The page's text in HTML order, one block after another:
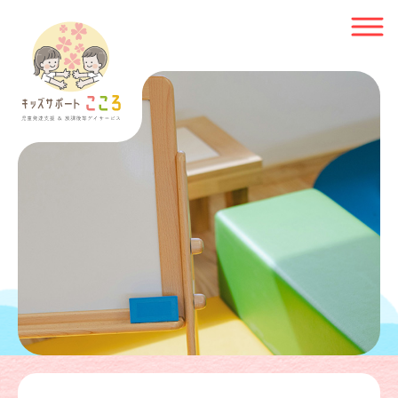
お知らせ
事業理念
施設紹介
ご利用について
よくあるご質問
採用情報